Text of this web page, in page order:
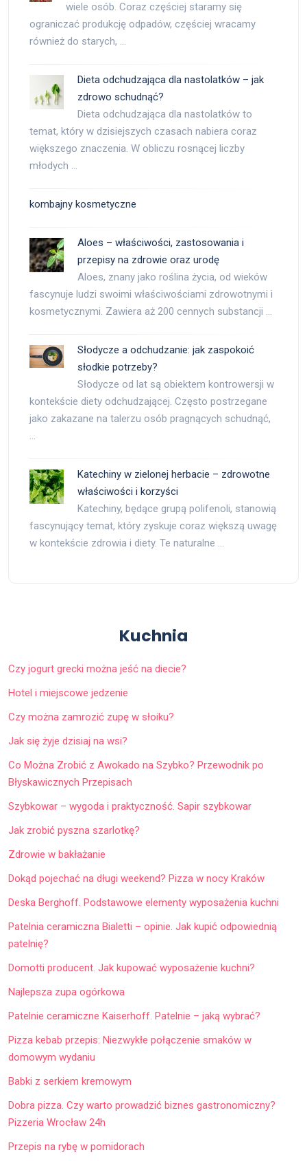
wiele osób. Coraz częściej staramy się
ograniczać produkcję odpadów, częściej wracamy
również do starych, …
Dieta odchudzająca dla nastolatków – jak
zdrowo schudnąć?
Dieta odchudzająca dla nastolatków to
temat, który w dzisiejszych czasach nabiera coraz
większego znaczenia. W obliczu rosnącej liczby
młodych …
kombajny kosmetyczne
Aloes – właściwości, zastosowania i
przepisy na zdrowie oraz urodę
Aloes, znany jako roślina życia, od wieków
fascynuje ludzi swoimi właściwościami zdrowotnymi i
kosmetycznymi. Zawiera aż 200 cennych substancji …
Słodycze a odchudzanie: jak zaspokoić
słodkie potrzeby?
Słodycze od lat są obiektem kontrowersji w
kontekście diety odchudzającej. Często postrzegane
jako zakazane na talerzu osób pragnących schudnąć,
…
Katechiny w zielonej herbacie – zdrowotne
właściwości i korzyści
Katechiny, będące grupą polifenoli, stanowią
fascynujący temat, który zyskuje coraz większą uwagę
w kontekście zdrowia i diety. Te naturalne …
Kuchnia
Czy jogurt grecki można jeść na diecie?
Hotel i miejscowe jedzenie
Czy można zamrozić zupę w słoiku?
Jak się żyje dzisiaj na wsi?
Co Można Zrobić z Awokado na Szybko? Przewodnik po
Błyskawicznych Przepisach
Szybkowar – wygoda i praktyczność. Sapir szybkowar
Jak zrobić pyszna szarlotkę?
Zdrowie w bakłażanie
Dokąd pojechać na długi weekend? Pizza w nocy Kraków
Deska Berghoff. Podstawowe elementy wyposażenia kuchni
Patelnia ceramiczna Bialetti – opinie. Jak kupić odpowiednią
patelnię?
Domotti producent. Jak kupować wyposażenie kuchni?
Najlepsza zupa ogórkowa
Patelnie ceramiczne Kaiserhoff. Patelnie – jaką wybrać?
Pizza kebab przepis: Niezwykłe połączenie smaków w
domowym wydaniu
Babki z serkiem kremowym
Dobra pizza. Czy warto prowadzić biznes gastronomiczny?
Pizzeria Wrocław 24h
Przepis na rybę w pomidorach